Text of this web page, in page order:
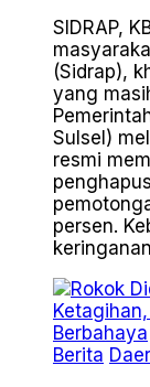
SIDRAP,
(Sidrap),
yang
Sulsel)
resmi
persen.
Berita